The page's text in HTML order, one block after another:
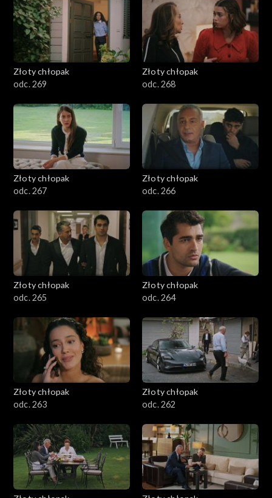
Złoty chłopak
odc. 269
Złoty chłopak
odc. 268
Złoty chłopak
odc. 267
Złoty chłopak
odc. 266
Złoty chłopak
odc. 265
Złoty chłopak
odc. 264
Złoty chłopak
odc. 263
Złoty chłopak
odc. 262